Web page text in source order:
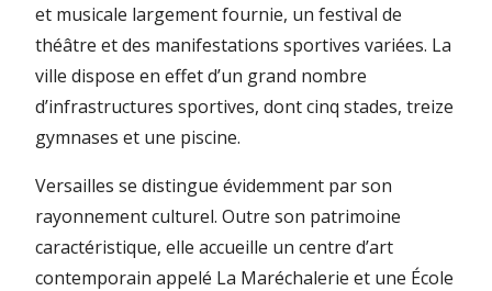
et musicale largement fournie, un festival de
théâtre et des manifestations sportives variées. La
ville dispose en effet d’un grand nombre
d’infrastructures sportives, dont cinq stades, treize
gymnases et une piscine.
Versailles se distingue évidemment par son
rayonnement culturel. Outre son patrimoine
caractéristique, elle accueille un centre d’art
contemporain appelé La Maréchalerie et une École